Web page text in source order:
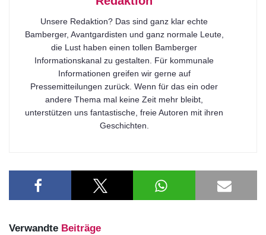
Unsere Redaktion? Das sind ganz klar echte
Bamberger, Avantgardisten und ganz normale Leute,
die Lust haben einen tollen Bamberger
Informationskanal zu gestalten. Für kommunale
Informationen greifen wir gerne auf
Pressemitteilungen zurück. Wenn für das ein oder
andere Thema mal keine Zeit mehr bleibt,
unterstützen uns fantastische, freie Autoren mit ihren
Geschichten.
Verwandte Beiträge